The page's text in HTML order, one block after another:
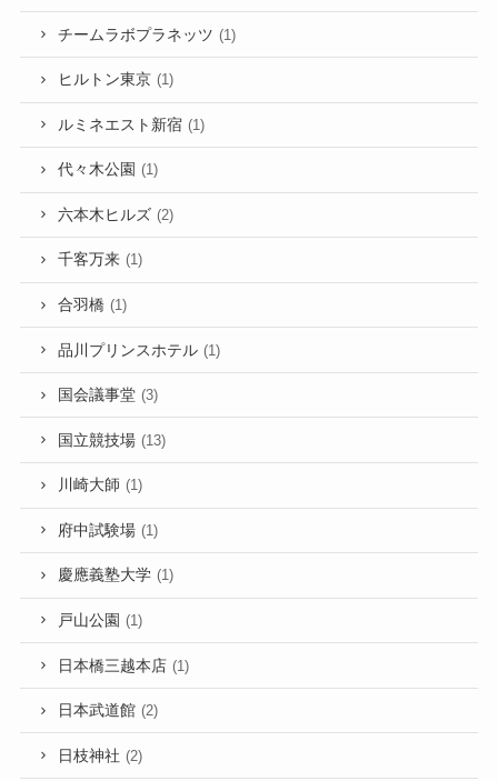
チームラボプラネッツ (1)
ヒルトン東京 (1)
ルミネエスト新宿 (1)
代々木公園 (1)
六本木ヒルズ (2)
千客万来 (1)
合羽橋 (1)
品川プリンスホテル (1)
国会議事堂 (3)
国立競技場 (13)
川崎大師 (1)
府中試験場 (1)
慶應義塾大学 (1)
戸山公園 (1)
日本橋三越本店 (1)
日本武道館 (2)
日枝神社 (2)